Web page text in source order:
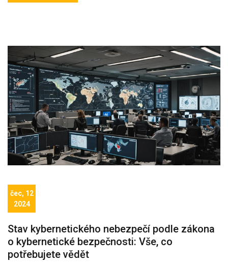
čec, 12
2024
Stav kybernetického nebezpečí podle zákona
o kybernetické bezpečnosti: Vše, co
potřebujete vědět